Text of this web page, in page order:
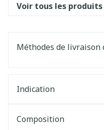
Voir tous les
Méthodes de livraison
Indication
Composition